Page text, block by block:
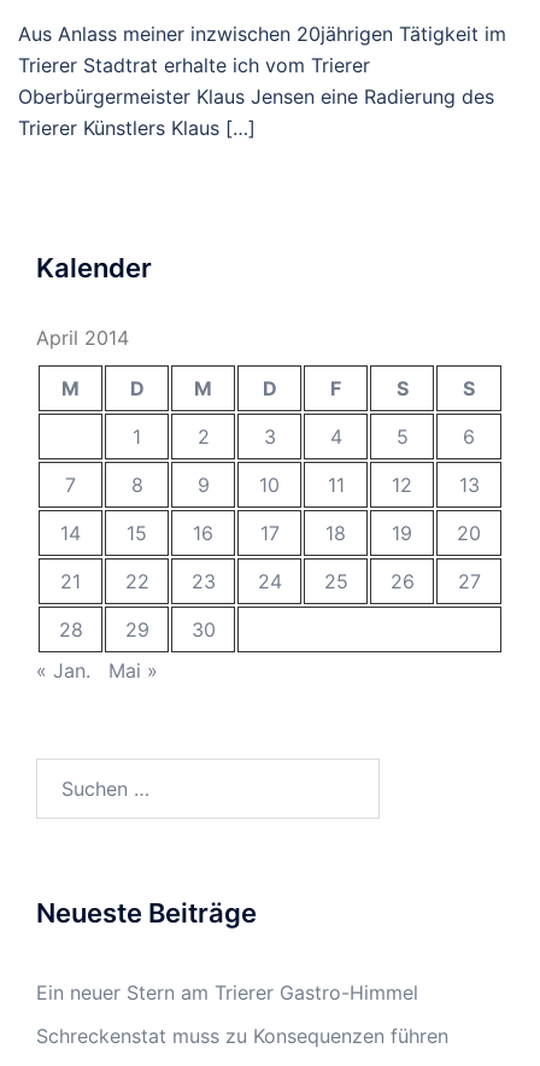
Aus Anlass meiner inzwischen 20jährigen Tätigkeit im
Trierer Stadtrat erhalte ich vom Trierer
Oberbürgermeister Klaus Jensen eine Radierung des
Trierer Künstlers Klaus […]
Kalender
April 2014
M D M D F S
S
1
2 3 4 5
6
7
8 9 10 11 12
13
14
15 16 17 18 19
20
21
22 23 24 25 26
27
28
29
30
« Jan.
Mai »
nach:
Neueste Beiträge
Ein neuer Stern am Trierer Gastro-Himmel
Schreckenstat muss zu Konsequenzen führen